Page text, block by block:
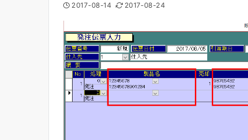
2017-08-14 2017-08-24